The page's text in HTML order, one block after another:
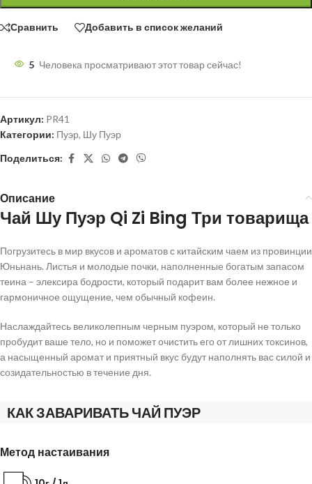
Сравнить Добавить в список желаний
5 Человека просматривают этот товар сейчас!
Артикул: PR41
Категории: Пуэр, Шу Пуэр
Поделиться:
Описание
Чай Шу Пуэр Qi Zi Bing Три товарища
Погрузитесь в мир вкусов и ароматов с китайским чаем из провинции
Юньнань. Листья и молодые почки, наполненные богатым запасом
теина – элексира бодрости, который подарит вам более нежное и
гармоничное ощущение, чем обычный кофеин.
Наслаждайтесь великолепным черным пуэром, который не только
пробудит ваше тело, но и поможет очистить его от лишних токсинов,
а насыщенный аромат и приятный вкус будут наполнять вас силой и
созидательностью в течение дня.
КАК ЗАВАРИВАТЬ ЧАЙ ПУЭР
Метод настаивания